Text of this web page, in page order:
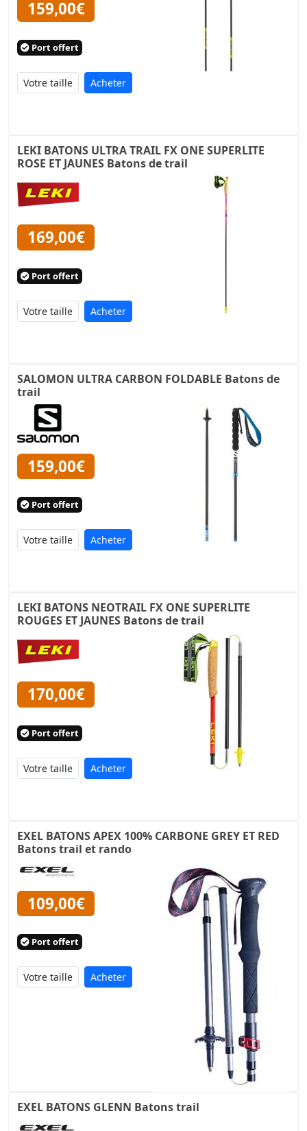
159,00€
Port offert
Acheter
LEKI BATONS ULTRA TRAIL FX ONE SUPERLITE
ROSE ET JAUNES Batons de trail
169,00€
Port offert
Acheter
SALOMON ULTRA CARBON FOLDABLE Batons de
trail
159,00€
Port offert
Acheter
LEKI BATONS NEOTRAIL FX ONE SUPERLITE
ROUGES ET JAUNES Batons de trail
170,00€
Port offert
Acheter
EXEL BATONS APEX 100% CARBONE GREY ET RED
Batons trail et rando
109,00€
Port offert
Acheter
EXEL BATONS GLENN Batons trail